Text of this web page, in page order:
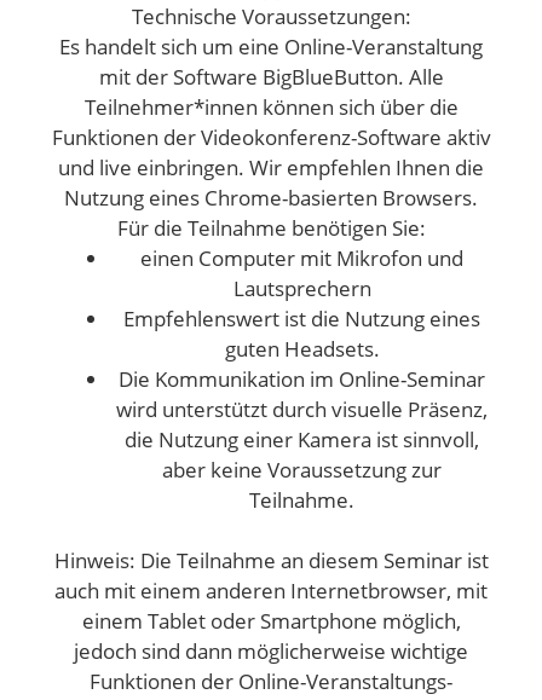
Technische Voraussetzungen:
Es handelt sich um eine Online-Veranstaltung
mit der Software BigBlueButton. Alle
Teilnehmer*innen können sich über die
Funktionen der Videokonferenz-Software aktiv
und live einbringen. Wir empfehlen Ihnen die
Nutzung eines Chrome-basierten Browsers.
Für die Teilnahme benötigen Sie:
einen Computer mit Mikrofon und
Lautsprechern
Empfehlenswert ist die Nutzung eines
guten Headsets.
Die Kommunikation im Online-Seminar
wird unterstützt durch visuelle Präsenz,
die Nutzung einer Kamera ist sinnvoll,
aber keine Voraussetzung zur
Teilnahme.
Hinweis: Die Teilnahme an diesem Seminar ist
auch mit einem anderen Internetbrowser, mit
einem Tablet oder Smartphone möglich,
jedoch sind dann möglicherweise wichtige
Funktionen der Online-Veranstaltungs-